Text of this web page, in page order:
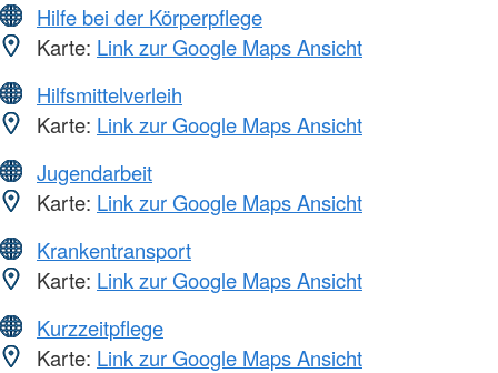
Hilfe bei der Körperpflege
Karte: Link zur Google Maps Ansicht
Hilfsmittelverleih
Karte: Link zur Google Maps Ansicht
Jugendarbeit
Karte: Link zur Google Maps Ansicht
Krankentransport
Karte: Link zur Google Maps Ansicht
Kurzzeitpflege
Karte: Link zur Google Maps Ansicht